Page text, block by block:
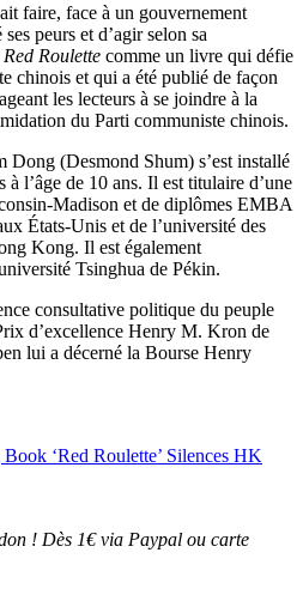
faire, face à un gouvernement
peurs et d’agir selon sa
Red Roulette comme un livre qui défie
chinois et qui a été publié de façon
les lecteurs à se joindre à la
du Parti communiste chinois.
Dong (Desmond Shum) s’est installé
l’âge de 10 ans. Il est titulaire d’une
Madison et de diplômes EMBA
États-Unis et de l’université des
Kong. Il est également
Tsinghua de Pékin.
consultative politique du peuple
d’excellence Henry M. Kron de
lui a décerné la Bourse Henry
‘Red Roulette’ Silences HK
! Dès 1€ via Paypal ou carte